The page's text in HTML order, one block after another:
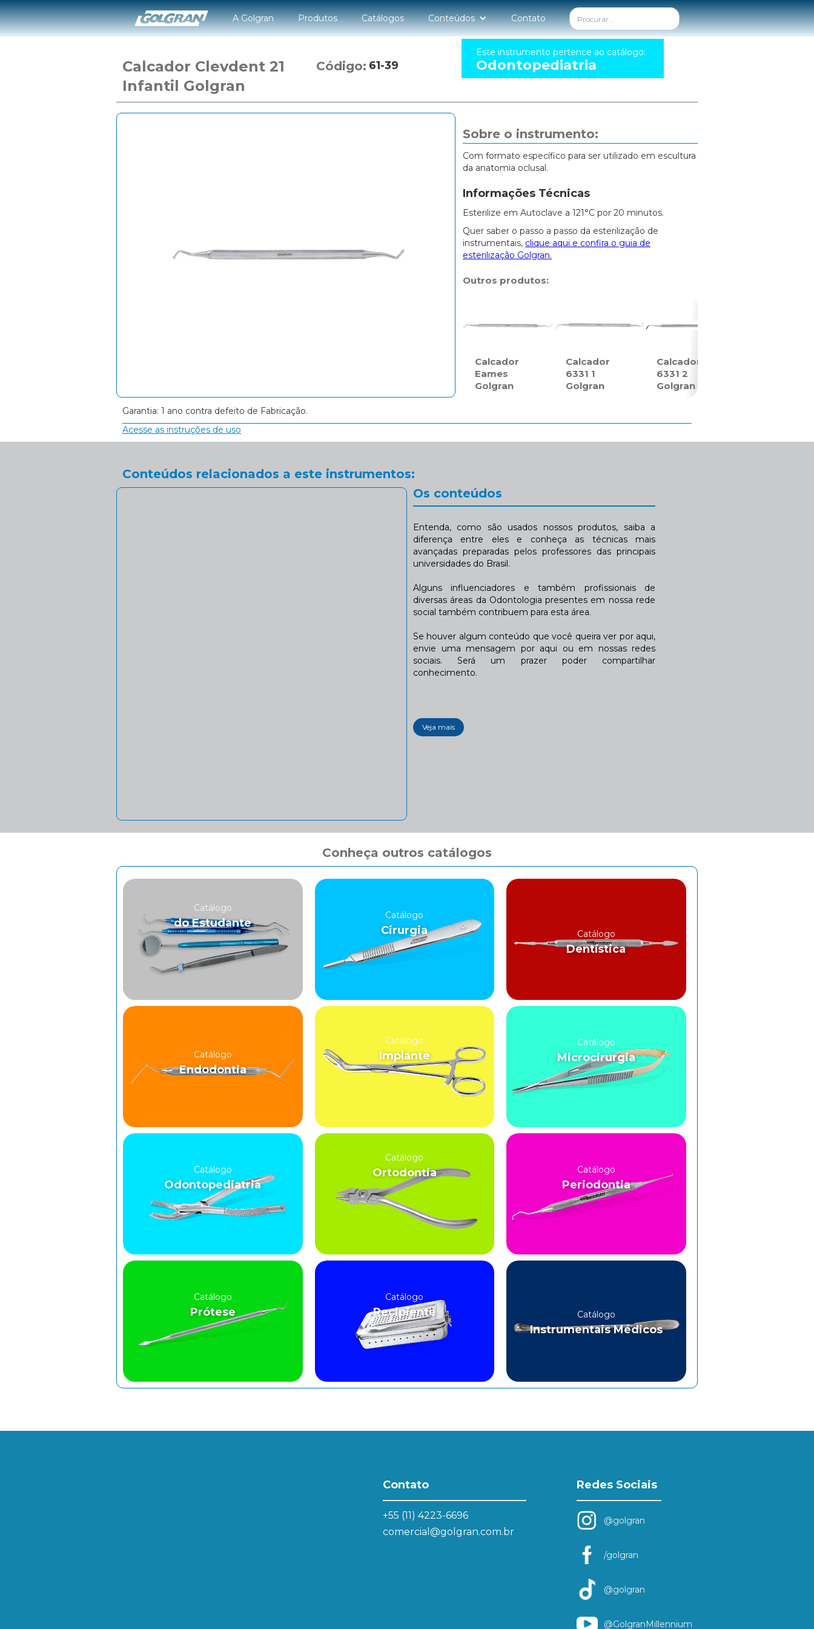
A Golgran Produtos Catálogos Conteúdos Contato
Calcador Clevdent 21
Infantil Golgran
Código: 61-39
Este instrumento pertence ao catálogo:
Odontopediatria
Sobre o instrumento:
Com formato específico para ser utilizado em escultura
da anatomia oclusal.
Informações Técnicas
Esterilize em Autoclave a 121°C por 20 minutos.
Quer saber o passo a passo da esterilização de
instrumentais, clique aqui e confira o guia de
esterilização Golgran.
Outros produtos:
Calcador
Eames
Golgran
Calcador
6331 1
Golgran
Calcador
6331 2
Golgran
Garantia: 1 ano contra defeito de Fabricação.
Acesse as instruções de uso
Conteúdos relacionados a este instrumentos:
Os conteúdos
Entenda, como são usados nossos produtos, saiba a
diferença entre eles e conheça as técnicas mais
avançadas preparadas pelos professores das principais
universidades do Brasil.
Alguns influenciadores e também profissionais de
diversas áreas da Odontologia presentes em nossa rede
social também contribuem para esta área.
Se houver algum conteúdo que você queira ver por aqui,
envie uma mensagem por aqui ou em nossas redes
sociais. Será um prazer poder compartilhar
conhecimento.
Veja mais
Conheça outros catálogos
Catálogo
do Estudante
Catálogo
Cirurgia Catálogo
Dentística
Catálogo
Endodontia
Catálogo
Implante
Catálogo
Microcirurgia
Catálogo
Odontopediatria
Catálogo
Ortodontia Catálogo
Periodontia
Catálogo
Prótese
Catálogo
Recipiente Catálogo
Instrumentais Médicos
Contato
+55 (11) 4223-6696
comercial@golgran.com.br
Redes Sociais
@golgran
/golgran
@golgran
@GolgranMillennium